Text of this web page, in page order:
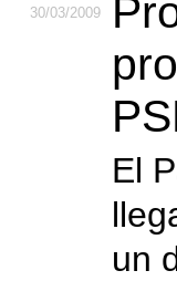
30/03/2009
El
un